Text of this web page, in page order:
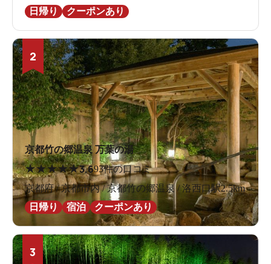
日帰り
クーポンあり
2
京都竹の郷温泉 万葉の湯
★★★★★3.693件の口コミ
京都府 / 京都市内 / 京都竹の郷温泉 / 洛西口駅2.5km
日帰り
宿泊 クーポンあり
3